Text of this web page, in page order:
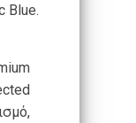
Blue.